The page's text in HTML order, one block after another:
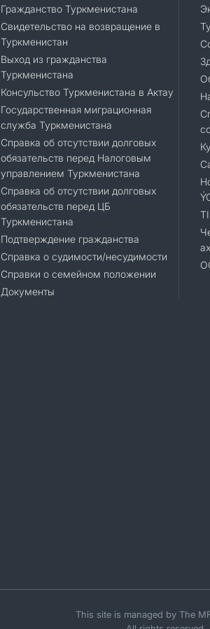
Гражданство Туркменистана
Cвидетельство на возвращение в
Туркменистан
Выход из гражданства
Туркменистана
Консульство Туркменистана в Актау
Государственная миграционная
служба Туркменистана
Справка об отсутствии долговых
обязательств перед Налоговым
управлением Туркменистана
Справка об отсутствии долговых
обязательств перед ЦБ
Туркменистана
Подтверждение гражданства
Справка о судимости/несудимости
Cправки о семейном положении
Документы
This site is managed by The